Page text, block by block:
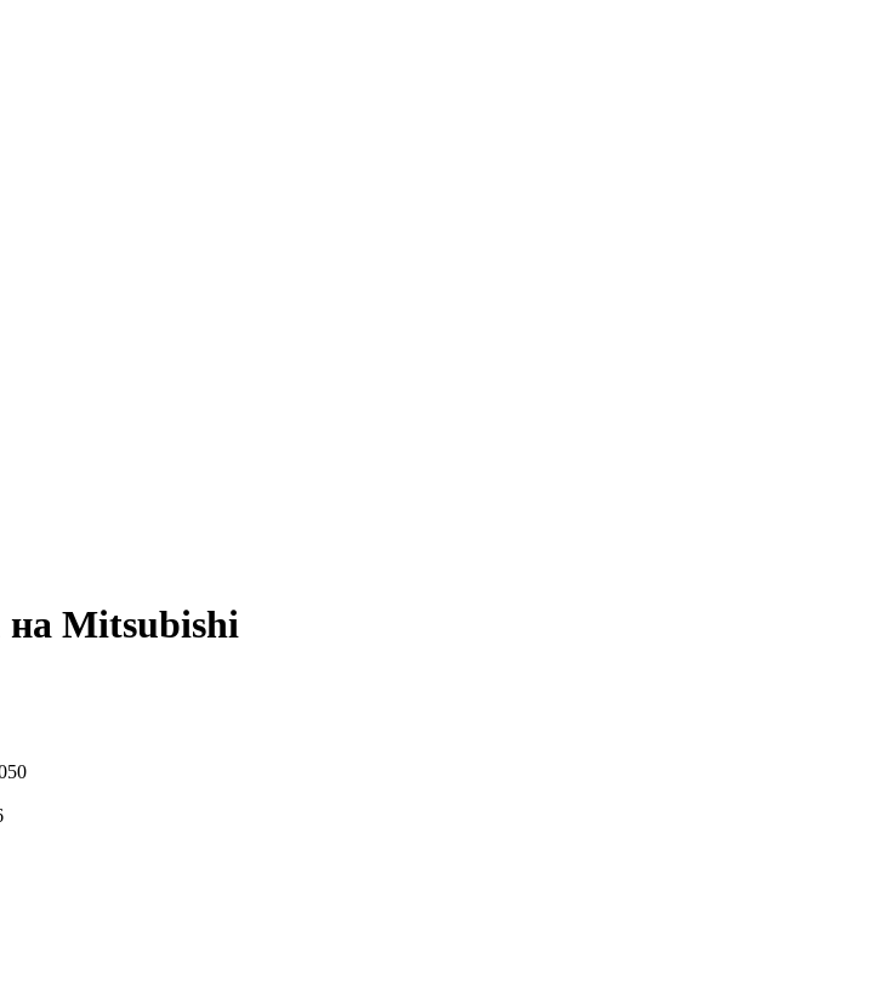
Mitsubishi